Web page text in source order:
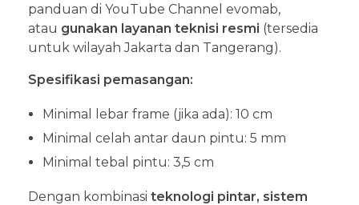
panduan di YouTube Channel evomab,
atau gunakan layanan teknisi resmi (tersedia
untuk wilayah Jakarta dan Tangerang).
Spesifikasi pemasangan:
Minimal lebar frame (jika ada): 10 cm
Minimal celah antar daun pintu: 5 mm
Minimal tebal pintu: 3,5 cm
Dengan kombinasi teknologi pintar, sistem